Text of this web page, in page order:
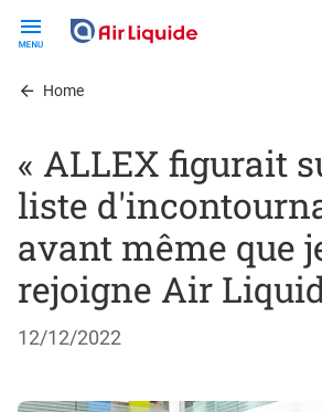
contentHome
« ALLEX figurait
liste
avant même que
rejoigne Air
12/12/2022